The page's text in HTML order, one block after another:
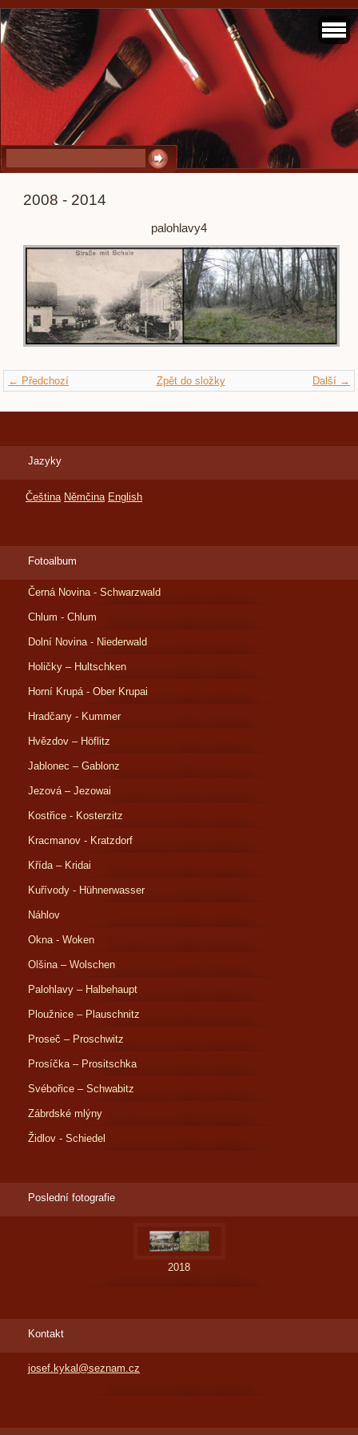
2008 - 2014
palohlavy4
← Předchozí Další →
Zpět do složky
Jazyky
Čeština Němčina English
Fotoalbum
Černá Novina - Schwarzwald
Chlum - Chlum
Dolní Novina - Niederwald
Holičky – Hultschken
Horní Krupá - Ober Krupai
Hradčany - Kummer
Hvězdov – Höflitz
Jablonec – Gablonz
Jezová – Jezowai
Kostřice - Kosterzitz
Kracmanov - Kratzdorf
Křída – Kridai
Kuřívody - Hühnerwasser
Náhlov
Okna - Woken
Olšina – Wolschen
Palohlavy – Halbehaupt
Ploužnice – Plauschnitz
Proseč – Proschwitz
Prosíčka – Prositschka
Svébořice – Schwabitz
Zábrdské mlýny
Židlov - Schiedel
Poslední fotografie
2018
Kontakt
josef.kykal@seznam.cz